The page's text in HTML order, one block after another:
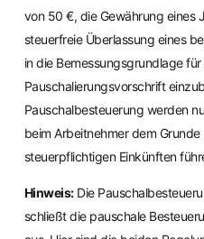
von 50 €, die Gewährung eines
steuerfreie Überlassung eines
in die Bemessungsgrundlage
Pauschalierungsvorschrift
Pauschalbesteuerung werden
beim Arbeitnehmer dem
steuerpflichtigen Einkünften
Hinweis:Die
schließt die pauschale